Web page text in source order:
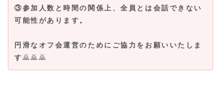
③参加人数と時間の関係上、全員とは会話できない
可能性があります。
円滑なオフ会運営のためにご協力をお願いいたしま
す🙇🙇🙇